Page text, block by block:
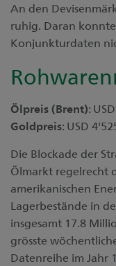
An den
ruhig. Daran
Konjunkturdaten
Ölpreis (Brent):
Goldpreis: USD
Die Blockade der
Ölmarkt regelrecht
amerikanischen
Lagerbestände in
insgesamt 17.8
grösste
Datenreihe im Jahr